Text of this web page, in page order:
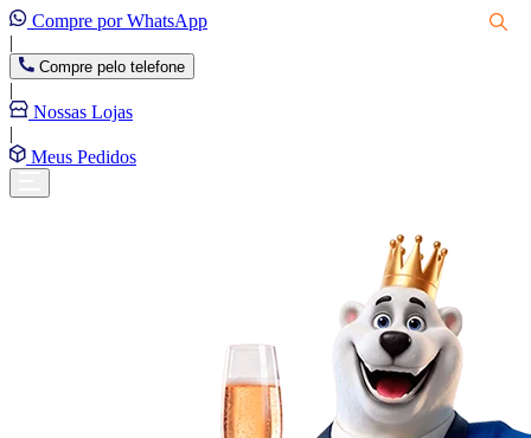
Compre por WhatsApp
|
Compre pelo telefone
|
Nossas Lojas
|
Meus Pedidos